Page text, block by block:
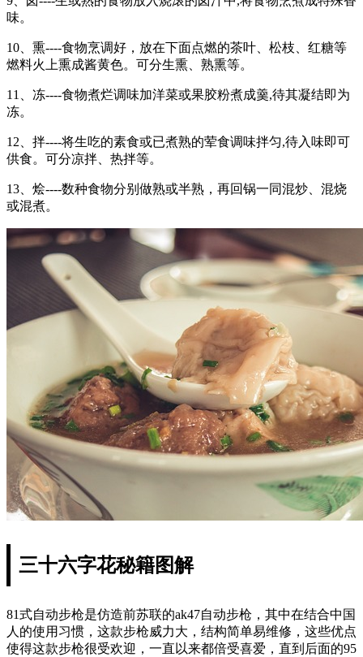
味。
10、熏----食物烹调好，放在下面点燃的茶叶、松枝、红糖等
燃料火上熏成酱黄色。可分生熏、熟熏等。
11、冻----食物煮烂调味加洋菜或果胶粉煮成羹,待其凝结即为
冻。
12、拌----将生吃的素食或已煮熟的荤食调味拌匀,待入味即可
供食。可分凉拌、热拌等。
13、烩----数种食物分别做熟或半熟，再回锅一同混炒、混烧
或混煮。
三十六字花秘籍图解
81式自动步枪是仿造前苏联的ak47自动步枪，其中在结合中国
人的使用习惯，这款步枪威力大，结构简单易维修，这些优点
使得这款步枪很受欢迎，一直以来都倍受喜爱，直到后面的95